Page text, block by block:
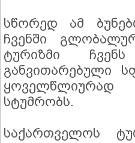
სწორედ ამ
ჩვენში
ტურიზმი
განვითარებული
ყოველწლიურად
სტუმრობს.
საქართველოს